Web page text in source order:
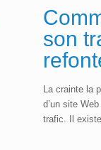
son
La crainte la
d’un site
trafic. Il